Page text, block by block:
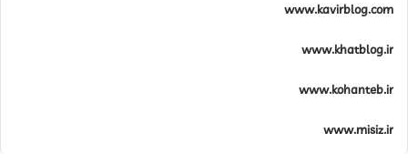
www.kavirblog.com
www.khatblog.ir
www.kohanteb.ir
www.misiz.ir